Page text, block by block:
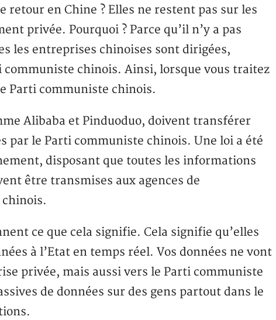
retour en Chine ? Elles ne restent pas sur les
privée. Pourquoi ? Parce qu’il n’y a pas
les entreprises chinoises sont dirigées,
chinois. Ainsi, lorsque vous traitez
Parti communiste chinois.
Alibaba et Pinduoduo, doivent transférer
par le Parti communiste chinois. Une loi a été
disposant que toutes les informations
être transmises aux agences de
ce que cela signifie. Cela signifie qu’elles
à l’Etat en temps réel. Vos données ne vont
privée, mais aussi vers le Parti communiste
de données sur des gens partout dans le